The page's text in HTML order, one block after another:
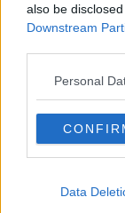
also be
Downstream
Personal
Data
Belle lettere
25 Aprile
Le parole
​L’Australiana
Le stelle del jazz
Vita & morte